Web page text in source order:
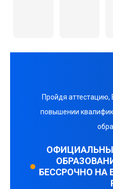
Пройдя
повышении
БЕССРОЧНО НА